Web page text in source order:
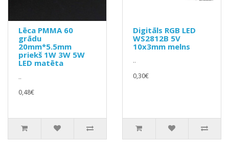
Lēca PMMA 60
grādu
20mm*5.5mm
priekš 1W 3W 5W
LED matēta
..
0,48€
Digitāls RGB LED
WS2812B 5V
10x3mm melns
..
0,30€